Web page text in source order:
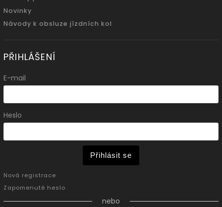
Novinky
Návody k obsluze jízdních kol
PŘIHLÁŠENÍ
E-mail
Heslo
Přihlásit se
Nová registrace
Zapomenuté heslo
nebo